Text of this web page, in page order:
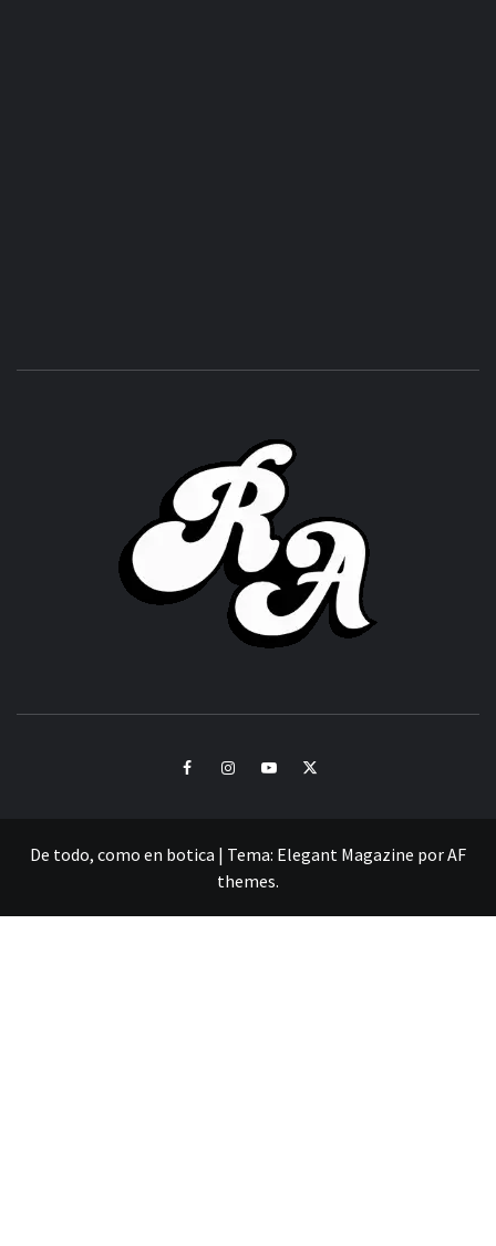
FacebookInstagramYoutubeTwitter
De todo, como en botica | Tema: Elegant Magazine porAF
themes.